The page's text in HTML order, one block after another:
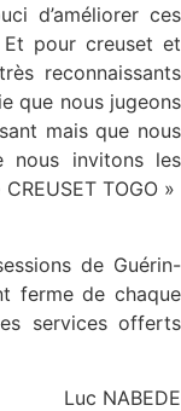
d’améliorer ces
Et pour creuset et
reconnaissants
que nous jugeons
mais que nous
nous invitons les
TOGO »
de Guérin-
ferme de chaque
services offerts
Luc NABEDE